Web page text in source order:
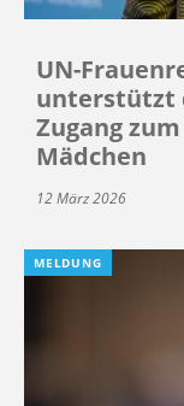
UN-
unterstützt
Zugang
Mädchen
12 März 2026
MELDUNG